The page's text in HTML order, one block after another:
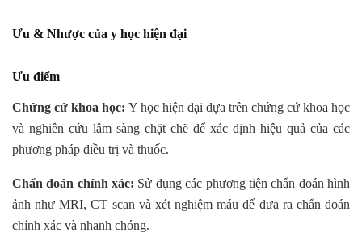
Ưu & Nhược của y học hiện đại
Ưu điểm
Chứng cứ khoa học: Y học hiện đại dựa trên chứng cứ khoa học
và nghiên cứu lâm sàng chặt chẽ để xác định hiệu quả của các
phương pháp điều trị và thuốc.
Chẩn đoán chính xác: Sử dụng các phương tiện chẩn đoán hình
ảnh như MRI, CT scan và xét nghiệm máu để đưa ra chẩn đoán
chính xác và nhanh chóng.